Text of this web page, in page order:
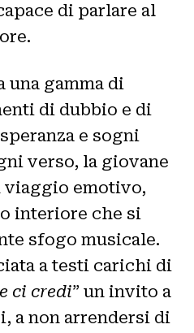
di parlare al
una gamma di
di dubbio e di
e sogni
verso, la giovane
viaggio emotivo,
interiore che si
sfogo musicale.
a testi carichi di
ci credi” un invito a
a non arrendersi di